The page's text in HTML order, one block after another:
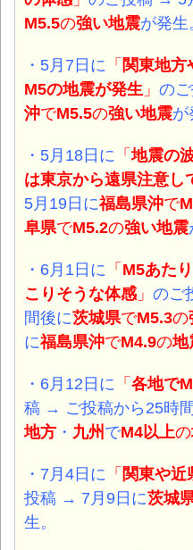
M5.5の強い地震が発生
・5月7日 に 「 関東地方
M5の地震が発生 」 の
沖でM5.5の強い地震が
・5月18日 に 「地震の
は東京から遠県注意し
5月19日に福島県沖で
阜県でM5.2の強い地震
・6月1日 に 「 M5あた
こりそうな体感 」 のご
間後に茨城県でM5.3の
に福島県沖でM4.9の地
・6月12日 に 「 各地で
稿 → ご投稿から25時
地方 ・ 九州 でM4以上の
・7月4日 に 「 関東や近
投稿 → 7 月9日に茨城
生。